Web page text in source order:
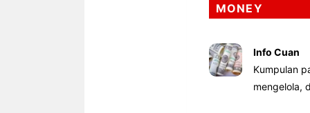
MONEY
Info Cuan
Kumpulan
mengelola,